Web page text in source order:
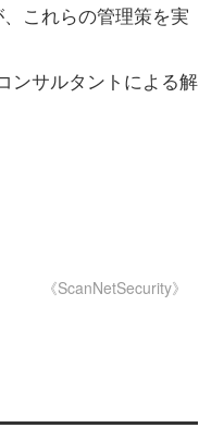
これらの管理策を実
ンサルタントによる解
《ScanNetSecurity》